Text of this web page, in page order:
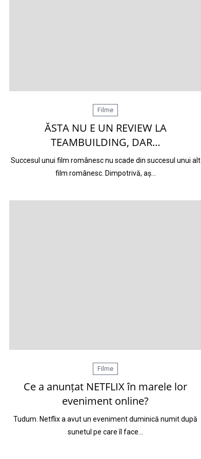
Filme
ĂSTA NU E UN REVIEW LA
TEAMBUILDING, DAR…
Succesul unui film românesc nu scade din succesul unui alt
film românesc. Dimpotrivă, aș…
Filme
Ce a anunțat NETFLIX în marele lor
eveniment online?
Tudum. Netflix a avut un eveniment duminică numit după
sunetul pe care îl face…